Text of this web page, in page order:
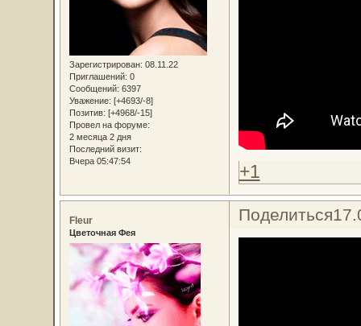
Зарегистрирован: 08.11.22
Приглашений: 0
Сообщений: 6397
Уважение: [+4693/-8]
Позитив: [+4968/-15]
Провел на форуме:
2 месяца 2 дня
Последний визит:
Вчера 05:47:54
+1
Поделиться
Fleur
Цветочная Фея